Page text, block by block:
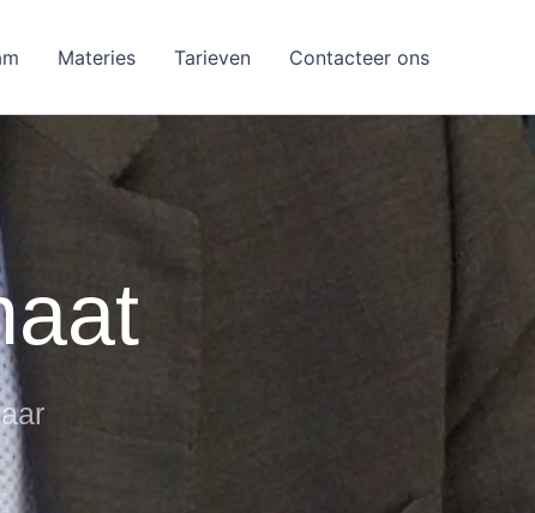
Materies Tarieven Contacteer ons